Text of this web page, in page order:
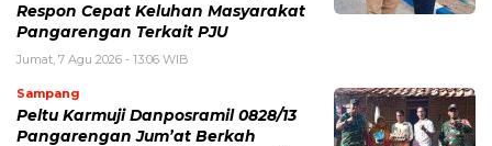
Respon Cepat Keluhan Masyarakat
Pangarengan Terkait PJU
Jumat, 7 Agu 2026 - 13:06 WIB
Sampang
Peltu Karmuji Danposramil 0828/13
Pangarengan Jum’at Berkah